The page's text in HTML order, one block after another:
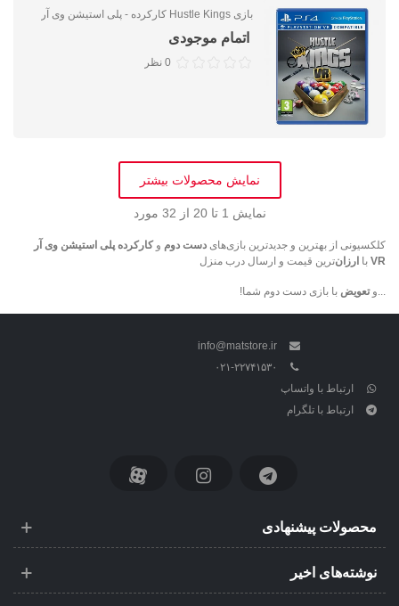
بازی Hustle Kings کارکرده - پلی استیشن وی آر
اتمام موجودی
0 نظر
نمایش محصولات بیشتر
نمایش 1 تا 20 از 32 مورد
کلکسیونی از بهترین و جدیدترین بازی‌های دست دوم وکارکرده پلی استیشن وی آر
VR با ارزان‌ترین قیمت و ارسال درب منزل
...وتعویض با بازی دست دوم شما!
info@matstore.ir
۰۲۱-۲۲۷۴۱۵۳۰
ارتباط با واتساپ
ارتباط با تلگرام
محصولات پیشنهادی
نوشته‌های اخیر